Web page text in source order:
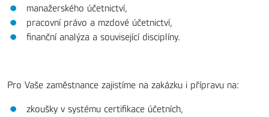
manažerského účetnictví,
pracovní právo a mzdové účetnictví,
finanční analýza a související disciplíny.
Pro Vaše zaměstnance zajistíme na zakázku i přípravu na:
zkoušky v systému certifikace účetních,